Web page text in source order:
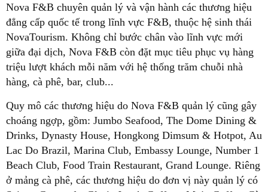
Nova F&B chuyên quản lý và vận hành các thương hiệu
đẳng cấp quốc tế trong lĩnh vực F&B, thuộc hệ sinh thái
NovaTourism. Không chỉ bước chân vào lĩnh vực mới
giữa đại dịch, Nova F&B còn đặt mục tiêu phục vụ hàng
triệu lượt khách mỗi năm với hệ thống trăm chuỗi nhà
hàng, cà phê, bar, club...
Quy mô các thương hiệu do Nova F&B quản lý cũng gây
choáng ngợp, gồm: Jumbo Seafood, The Dome Dining &
Drinks, Dynasty House, Hongkong Dimsum & Hotpot, Au
Lac Do Brazil, Marina Club, Embassy Lounge, Number 1
Beach Club, Food Train Restaurant, Grand Lounge. Riêng
ở mảng cà phê, các thương hiệu do đơn vị này quản lý có